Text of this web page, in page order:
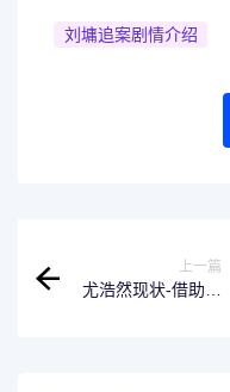
刘墉追案剧情介绍
上一篇
尤浩然现状-借助这